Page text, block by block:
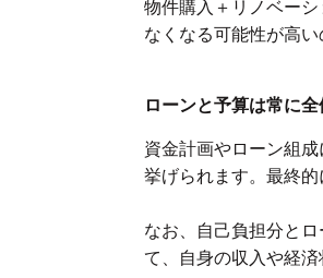
物件購入＋リノベー
なくなる可能性が高い
ローンと予算は常に
資金計画やローン組
挙げられます。最終
なお、自己負担分と
て、自身の収入や経